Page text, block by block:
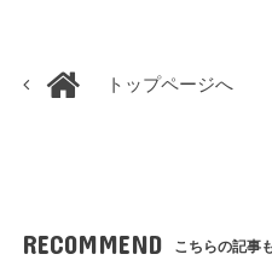
トップページへ
RECOMMEND こちらの記事